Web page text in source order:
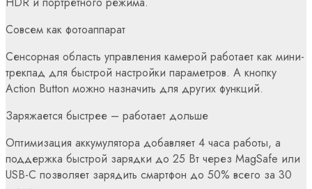
Совсем как фотоаппарат
Сенсорная область управления камерой работает как мини-
трекпад для быстрой настройки параметров. А кнопку
Action Button можно назначить для других функций.
Заряжается быстрее – работает дольше
Оптимизация аккумулятора добавляет 4 часа работы, а
поддержка быстрой зарядки до 25 Вт через MagSafe или
USB-C позволяет зарядить смартфон до 50% всего за 30